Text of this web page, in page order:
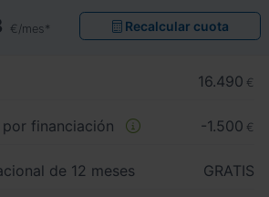
€/mes* Recalcular cuota
16.490 €
financiación -1.500 €
de 12 meses GRATIS